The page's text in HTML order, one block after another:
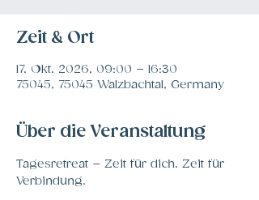
Zeit & Ort
17. Okt. 2026, 09:00 – 16:30
75045, 75045 Walzbachtal, Germany
Über die Veranstaltung
Tagesretreat – Zeit für dich. Zeit für
Verbindung.